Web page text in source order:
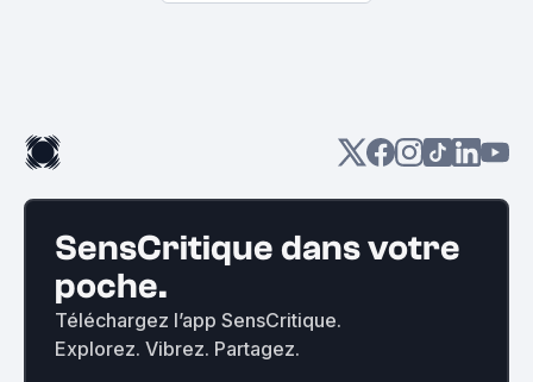
SensCritique dans votre
poche.
Téléchargez l’app SensCritique.
Explorez. Vibrez. Partagez.